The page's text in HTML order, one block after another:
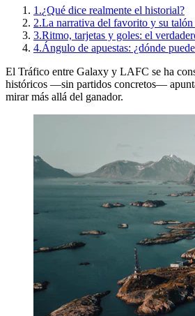
1.¿Qué dice realmente el historial?
2.La narrativa del favorito y su
3.Ritmo, tarjetas y goles: el
4.Ángulo de apuestas: ¿dónde
El Tráfico entre Galaxy y LAFC se ha
históricos —sin partidos concretos—
mirar más allá del ganador.